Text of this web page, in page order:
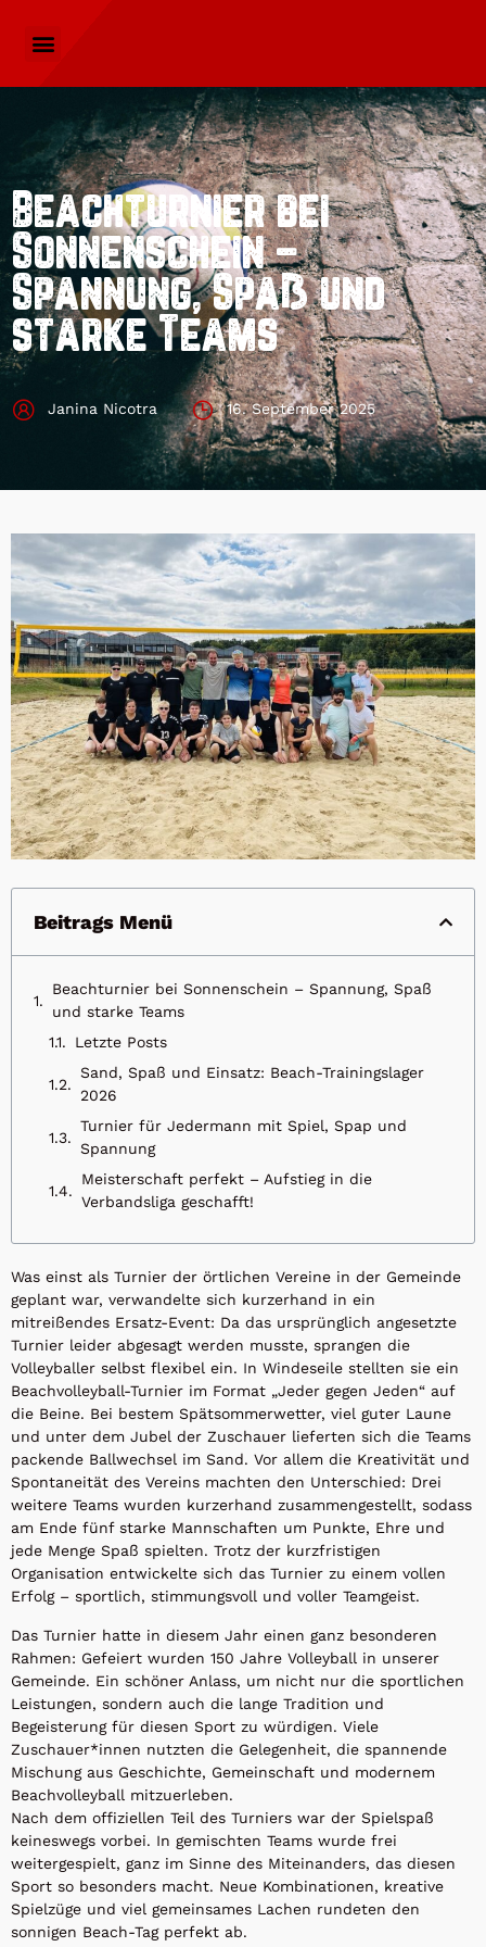
Beachturnier bei
Sonnenschein –
Spannung, Spaß und
starke Teams
Janina Nicotra 16. September 2025
Beitrags Menü
Beachturnier bei Sonnenschein – Spannung, Spaß
und starke Teams
Letzte Posts
Sand, Spaß und Einsatz: Beach-Trainingslager
2026
Turnier für Jedermann mit Spiel, Spap und
Spannung
Meisterschaft perfekt – Aufstieg in die
Verbandsliga geschafft!
Was einst als Turnier der örtlichen Vereine in der Gemeinde
geplant war, verwandelte sich kurzerhand in ein
mitreißendes Ersatz-Event: Da das ursprünglich angesetzte
Turnier leider abgesagt werden musste, sprangen die
Volleyballer selbst flexibel ein. In Windeseile stellten sie ein
Beachvolleyball-Turnier im Format „Jeder gegen Jeden“ auf
die Beine. Bei bestem Spätsommerwetter, viel guter Laune
und unter dem Jubel der Zuschauer lieferten sich die Teams
packende Ballwechsel im Sand. Vor allem die Kreativität und
Spontaneität des Vereins machten den Unterschied: Drei
weitere Teams wurden kurzerhand zusammengestellt, sodass
am Ende fünf starke Mannschaften um Punkte, Ehre und
jede Menge Spaß spielten. Trotz der kurzfristigen
Organisation entwickelte sich das Turnier zu einem vollen
Erfolg – sportlich, stimmungsvoll und voller Teamgeist.
Das Turnier hatte in diesem Jahr einen ganz besonderen
Rahmen: Gefeiert wurden 150 Jahre Volleyball in unserer
Gemeinde. Ein schöner Anlass, um nicht nur die sportlichen
Leistungen, sondern auch die lange Tradition und
Begeisterung für diesen Sport zu würdigen. Viele
Zuschauer*innen nutzten die Gelegenheit, die spannende
Mischung aus Geschichte, Gemeinschaft und modernem
Beachvolleyball mitzuerleben.
Nach dem offiziellen Teil des Turniers war der Spielspaß
keineswegs vorbei. In gemischten Teams wurde frei
weitergespielt, ganz im Sinne des Miteinanders, das diesen
Sport so besonders macht. Neue Kombinationen, kreative
Spielzüge und viel gemeinsames Lachen rundeten den
sonnigen Beach-Tag perfekt ab.